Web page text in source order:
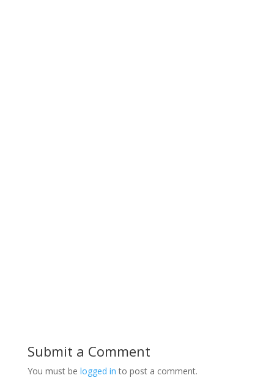
Submit a Comment
You must be logged in to post a comment.